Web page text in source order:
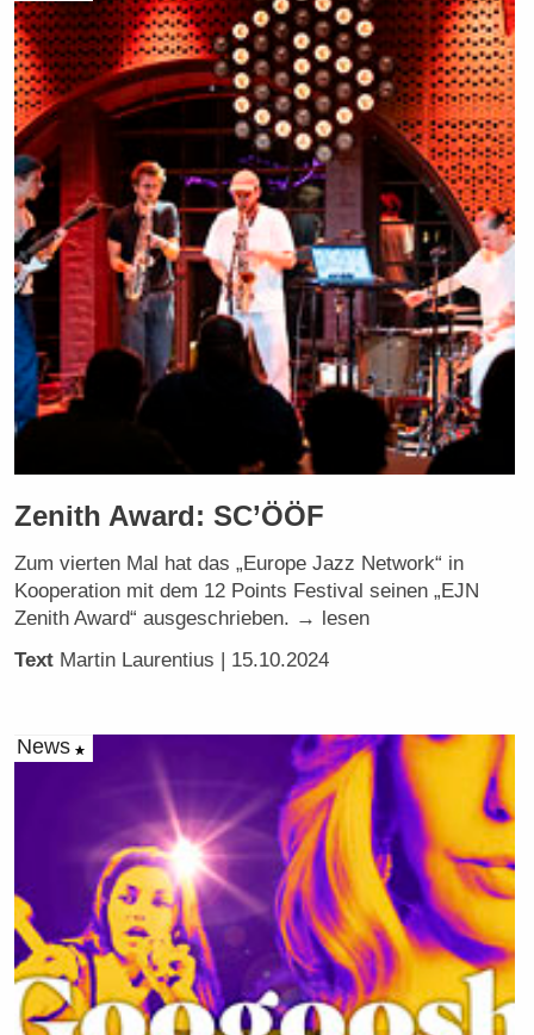
Zenith Award: SC’ÖÖF
Zum vierten Mal hat das „Europe Jazz Network“ in
Kooperation mit dem 12 Points Festival seinen „EJN
Zenith Award“ ausgeschrieben. → lesen
Text Martin Laurentius | 15.10.2024
News